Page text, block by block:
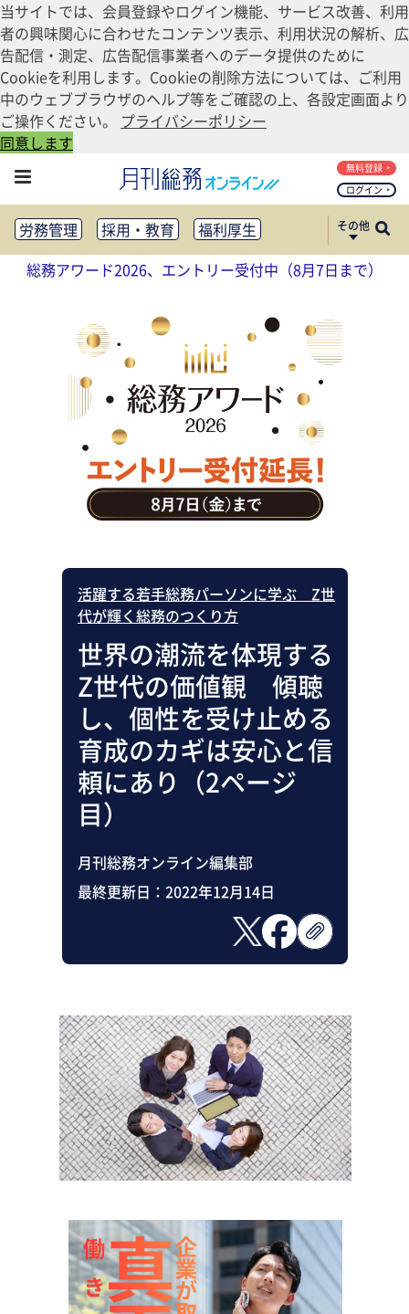
当サイトでは、会員登録やログイン機能、サービス改善、利用
者の興味関心に合わせたコンテンツ表示、利用状況の解析、広
告配信・測定、広告配信事業者へのデータ提供のために
Cookieを利用します。Cookieの削除方法については、ご利用
中のウェブブラウザのヘルプ等をご確認の上、各設定画面より
ご操作ください。 プライバシーポリシー
同意します
ログイン
無料登録
労務管理 採用・教育
福利厚生
健康経営
働き方改革
法務・コンプライアンス
リスクマネジメント・BCP
社外・社内広報
社外・社内コミュニケーション活性化
FM・オフィス移転
CSR・SDGs
テクノロジー活用・DX
助成金・補助金・コスト削減
アウトソーシング・BPO
調査・レポート
その他
総務アワード2026、エントリー受付中（8月7日まで）
活躍する若手総務パーソンに学ぶ Z世
代が輝く総務のつくり方
世界の潮流を体現する
Z世代の価値観 傾聴
し、個性を受け止める
育成のカギは安心と信
頼にあり（2ページ
目）
月刊総務オンライン編集部
最終更新日： 2022年12月14日